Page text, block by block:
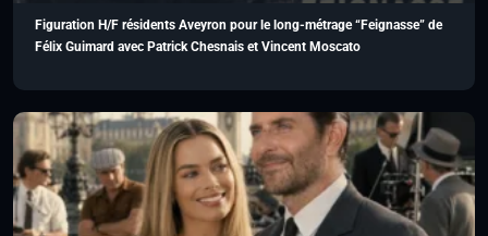
Figuration H/F résidents Aveyron pour le long-métrage “Feignasse” de
Félix Guimard avec Patrick Chesnais et Vincent Moscato